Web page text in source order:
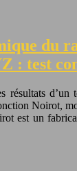
du
: test
résultats d’un
Noirot,
est un